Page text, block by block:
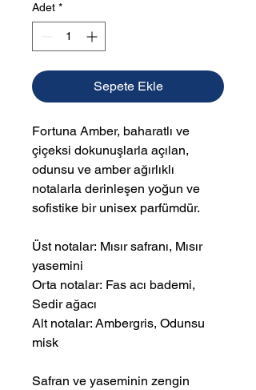
Adet *
Sepete Ekle
Fortuna Amber, baharatlı ve
çiçeksi dokunuşlarla açılan,
odunsu ve amber ağırlıklı
notalarla derinleşen yoğun ve
sofistike bir unisex parfümdür.
Üst notalar: Mısır safranı, Mısır
yasemini
Orta notalar: Fas acı bademi,
Sedir ağacı
Alt notalar: Ambergris, Odunsu
misk
Safran ve yaseminin zengin